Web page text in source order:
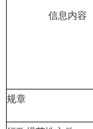
信息内容
规章